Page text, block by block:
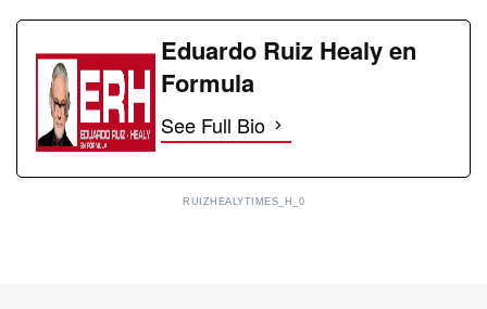
Eduardo Ruiz Healy en
Formula
See Full Bio
RUIZHEALYTIMES_H_0